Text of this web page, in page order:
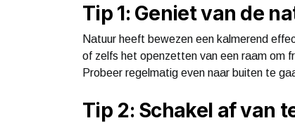
Tip 1: Geniet van de
Natuur heeft bewezen een kalmerend
of zelfs het openzetten van een raam om
Probeer regelmatig even naar buiten te
Tip 2: Schakel af van